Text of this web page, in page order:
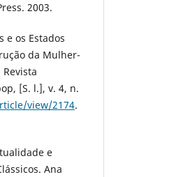
2003.
e os Estados
da Mulher-
[S. l.], v. 4, n.
view/2174.
e
Ana